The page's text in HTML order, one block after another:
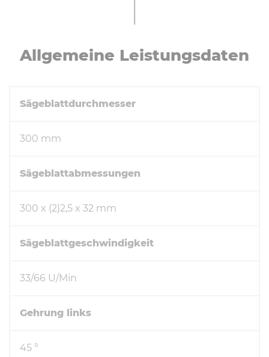
All­ge­mei­ne Leis­tungs­da­ten
Sägeblattdurchmesser
300 mm
Sägeblattabmessungen
300 x (2)2,5 x 32 mm
Sägeblattgeschwindigkeit
33/66 U/Min
Gehrung links
45 °